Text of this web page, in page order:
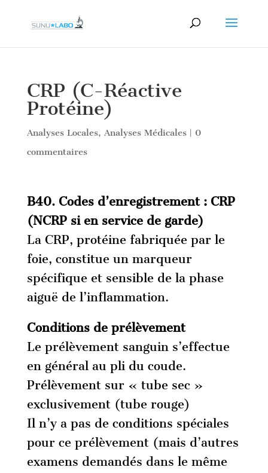
CRP (C-Réactive
Protéine)
Analyses Locales, Analyses Médicales| 0
commentaires
B40. Codes d’enregistrement : CRP
(NCRP si en service de garde)
La CRP, protéine fabriquée par le
foie, constitue un marqueur
spécifique et sensible de la phase
aiguë de l’inflammation.
Conditions de prélèvement
Le prélèvement sanguin s’effectue
en général au pli du coude.
Prélèvement sur « tube sec »
exclusivement (tube rouge)
Il n’y a pas de conditions spéciales
pour ce prélèvement (mais d’autres
examens demandés dans le même